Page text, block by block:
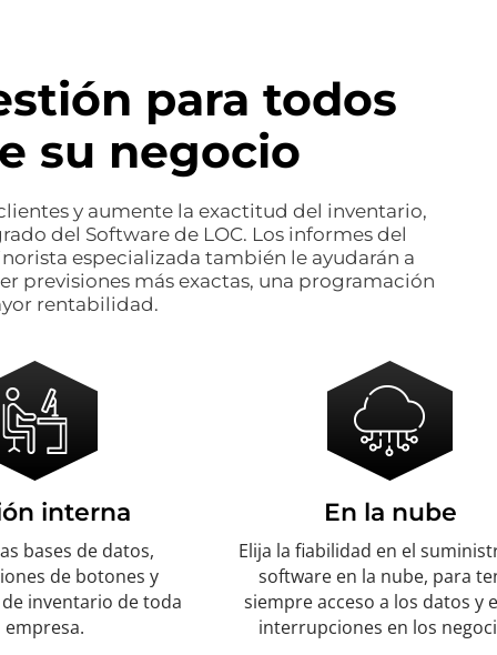
para todos
su negocio
y aumente la exactitud del inventario,
del Software de LOC. Los informes del
especializada también le ayudarán a
previsiones más exactas, una programación
rentabilidad.
interna
bases de datos,
de botones y
inventario de toda
empresa.
En la nube
Elija la fiabilidad en el
software en la nube, para
siempre acceso a los datos y
interrupciones en los